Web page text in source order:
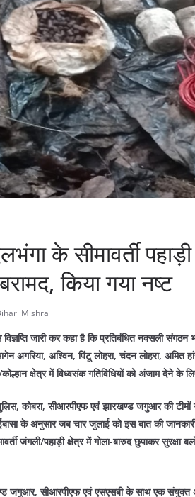
के सीमावर्ती
किया गया नष्ट
Mishra
जारी कर कहा है कि प्रतिबंधित नक्सली संगठन
अगरिया, अश्विन, पिंटू लोहरा, चंदन लोहरा, अमित
क्षेत्र में विध्वसंक गतिविधियों को अंजाम देने के
कोबरा, सीआरपीएफ एवं झारखण्ड जगुआर की टीमों
के अनुसार जब चार जुलाई को इस बात की जानकारी
जंगली/पहाड़ी क्षेत्र में गोला-बारुद छुपाकर सुरक्षा
जगुआर, सीआरपीएफ एवं एसएसबी के साथ एक संयुक्त